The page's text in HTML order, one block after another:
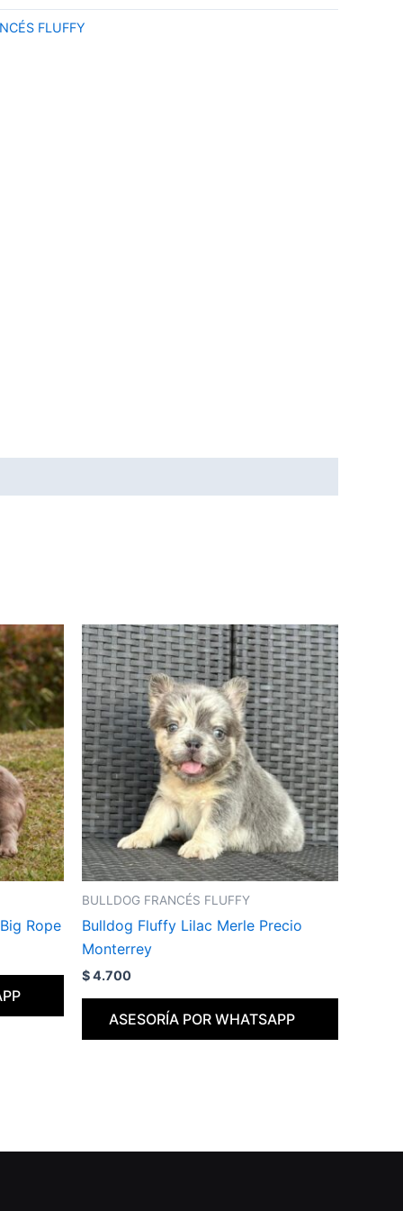
FLUFFY
Rope
BULLDOG FRANCÉS FLUFFY
Bulldog Fluffy Lilac Merle Precio
Monterrey
$4.700
ASESORÍA POR WHATSAPP